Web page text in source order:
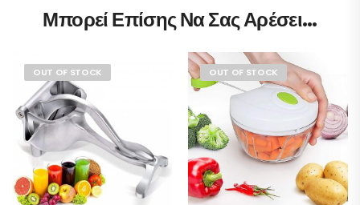
Μπορεί Επίσης Να Σας Αρέσει…
OUT OF STOCK OUT OF STOCK